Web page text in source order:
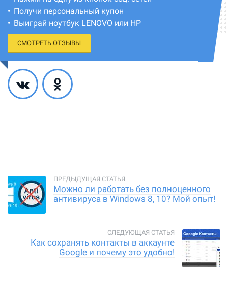
Получи персональный купон
Выиграй ноутбук LENOVO или HP
СМОТРЕТЬ ОТЗЫВЫ
Можно ли работать без полноценного
антивируса в Windows 8, 10? Мой опыт!
Как сохранять контакты в аккаунте
Google и почему это удобно!